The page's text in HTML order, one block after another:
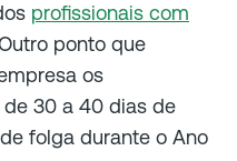
profissionais com
ponto que
os
30 a 40 dias de
folga durante o Ano